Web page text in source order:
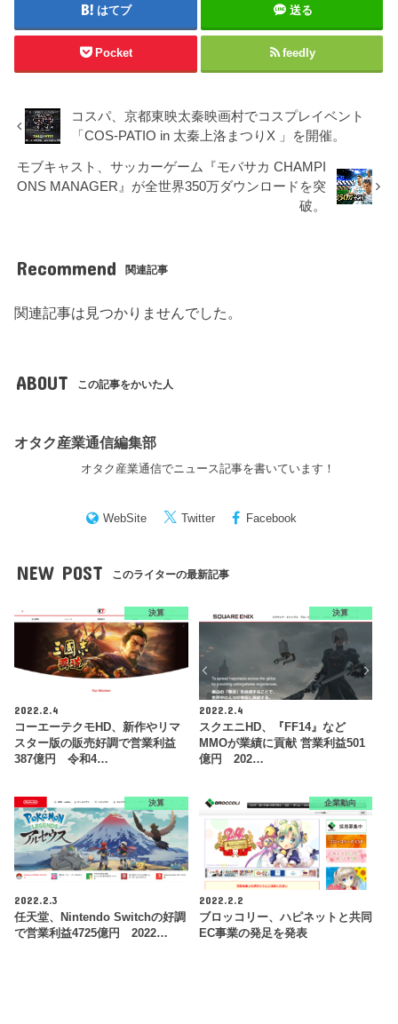
はてブ 送る
Pocket feedly
コスパ、京都東映太秦映画村でコスプレイベント
「COS-PATIO in 太秦上洛まつりX 」を開催。
モブキャスト、サッカーゲーム『モバサカ CHAMPI
ONS MANAGER』が全世界350万ダウンロードを突
破。
Recommend 関連記事
関連記事は見つかりませんでした。
ABOUT この記事をかいた人
オタク産業通信編集部
オタク産業通信でニュース記事を書いています！
WebSite Twitter Facebook
NEW POST このライターの最新記事
決算
2022.2.4
コーエーテクモHD、新作やリマ
スター版の販売好調で営業利益
387億円 令和4…
決算
2022.2.4
スクエニHD、『FF14』など
MMOが業績に貢献 営業利益501
億円 202…
決算
2022.2.3
任天堂、Nintendo Switchの好調
で営業利益4725億円 2022…
企業動向
2022.2.2
ブロッコリー、ハピネットと共同
EC事業の発足を発表